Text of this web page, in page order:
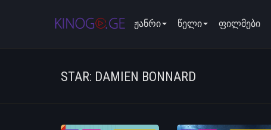
ჟანრი წელი ფილმები
STAR: DAMIEN BONNARD